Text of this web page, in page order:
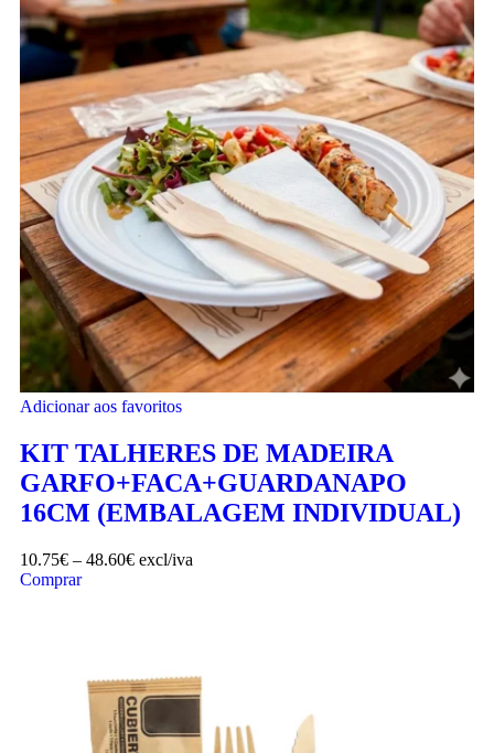
Adicionar aos favoritos
KIT TALHERES DE MADEIRA
GARFO+FACA+GUARDANAPO
16CM (EMBALAGEM INDIVIDUAL)
10.75€ – 48.60€ excl/iva
Comprar